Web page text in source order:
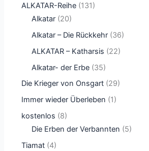
ALKATAR-Reihe (131)
Alkatar (20)
Alkatar – Die Rückkehr (36)
ALKATAR – Katharsis (22)
Alkatar- der Erbe (35)
Die Krieger von Onsgart (29)
Immer wieder Überleben (1)
kostenlos (8)
Die Erben der Verbannten (5)
Tiamat (4)